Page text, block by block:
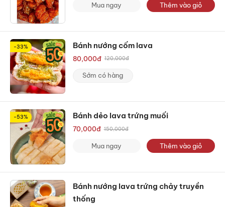
Mua ngay Thêm vào giỏ
-33% Bánh nướng cốm lava
80,000đ 120,000đ
Sớm có hàng
-53% Bánh dẻo lava trứng muối
70,000đ 150,000đ
Mua ngay Thêm vào giỏ
Bánh nướng lava trứng chảy truyền
thống